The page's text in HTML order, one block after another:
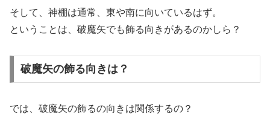
そして、神棚は通常、東や南に向いているはず。
ということは、破魔矢でも飾る向きがあるのかしら？
破魔矢の飾る向きは？
では、破魔矢の飾るの向きは関係するの？